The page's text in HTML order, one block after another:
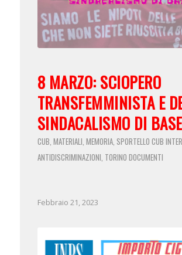
8 MARZO: SCIOPERO
TRANSFEMMINISTA E
SINDACALISMO DI BASE
CUB MATERIALI MEMORIA, SPORTELLO CUB
ANTIDISCRIMINAZIONI TORINO DOCUMENTI
Febbraio 21, 2023